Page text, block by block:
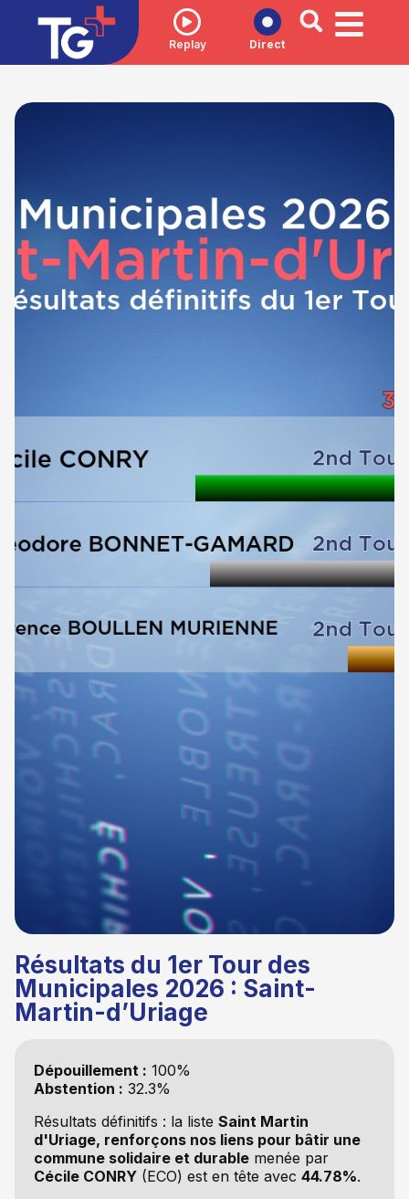
Replay Direct
Résultats du 1er Tour des
Municipales 2026 : Saint-
Martin-d’Uriage
Dépouillement : 100%
Abstention : 32.3%
Résultats définitifs : la liste Saint Martin
d'Uriage, renforçons nos liens pour bâtir une
commune solidaire et durablemenée par
Cécile CONRY(ECO) est en tête avec 44.78%.